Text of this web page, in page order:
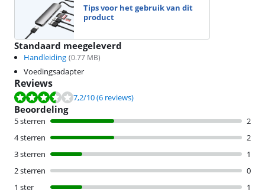
Tips voor het gebruik van dit
product
Standaard meegeleverd
Handleiding (0.77 MB)
Voedingsadapter
Reviews
Beoordeling is 7,2 van de 10, gebaseerd op 6 reviews.
7,2/10(6 reviews)
Beoordeling
5 sterren
2
4 sterren
2
3 sterren
1
2 sterren
0
1 ster
1